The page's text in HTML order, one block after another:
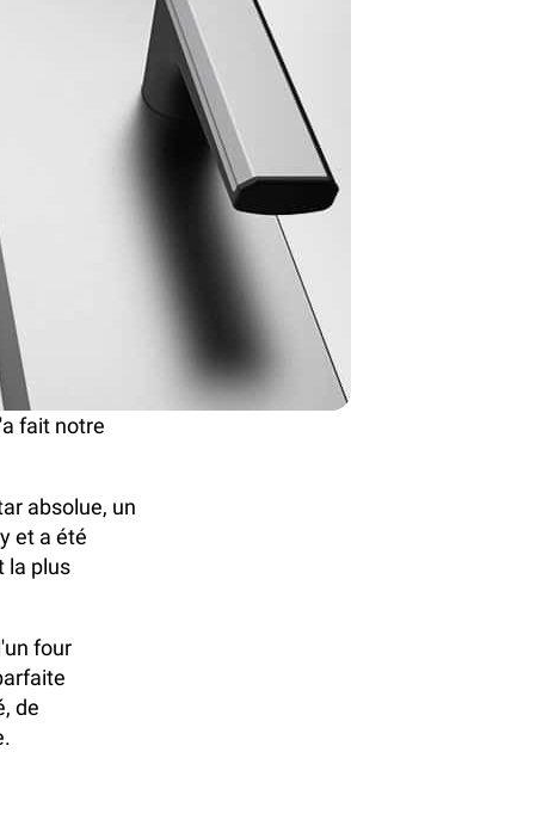
fait notre
absolue, un
et a été
la plus
four
de